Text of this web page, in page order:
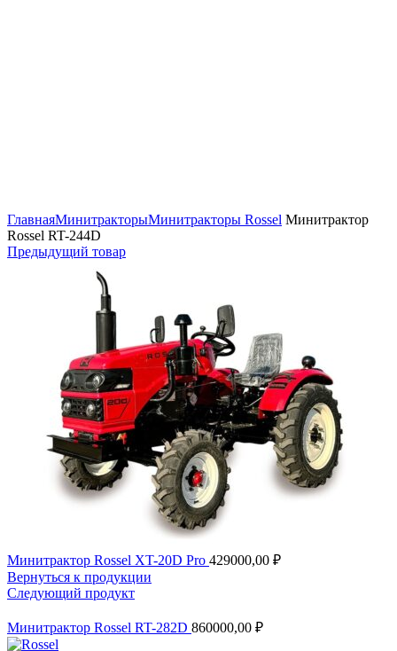
ГлавнаяМинитракторыМинитракторы Rossel Минитрактор
Rossel RT-244D
Предыдущий товар
Минитрактор Rossel XT-20D Pro 429000,00 ₽
Вернуться к продукции
Следующий продукт
Минитрактор Rossel RT-282D 860000,00 ₽